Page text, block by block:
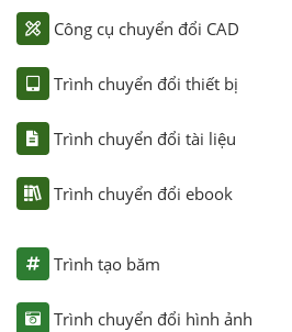
Công cụ chuyển đổi CAD
Trình chuyển đổi thiết bị
Trình chuyển đổi tài liệu
Trình chuyển đổi ebook
Trình tạo băm
Trình chuyển đổi hình ảnh